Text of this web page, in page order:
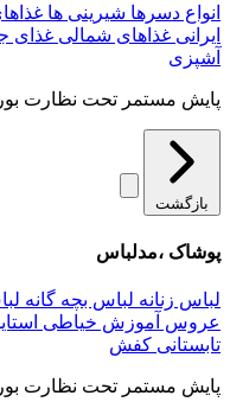
انواع دسرها شیرینی ها
ایرانی غذاهای شمالی غذای
آشپزی
پایش مستمر تحت نظارت
بازگشت
پوشاک ،مدلباس
لباس زنانه لباس بچه گانه
عروس آموزش خیاطی
تابستانی کفش
پایش مستمر تحت نظارت